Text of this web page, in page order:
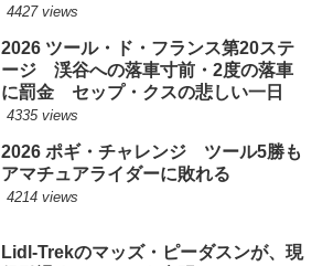
4427 views
2026 ツール・ド・フランス第20ステ
ージ 渓谷への落車寸前・2度の落車
に罰金 セップ・クスの悲しい一日
4335 views
2026 ポギ・チャレンジ ツール5勝も
アマチュアライダーに敗れる
4214 views
Lidl-Trekのマッズ・ピーダスンが、現